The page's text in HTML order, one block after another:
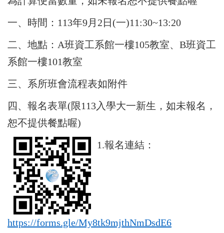
一、時間：113年9月2日(一)11:30~13:20
二、地點：A班資工系館一樓105教室、B班資工
系館一樓101教室
三、系所班會流程表如附件
四、報名表單(限113入學大一新生，如未報名，
恕不提供餐點喔)
1.報名連結：
https://forms.gle/My8tk9mjthNmDsdE6